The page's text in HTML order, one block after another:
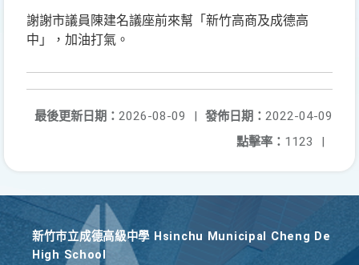
謝謝市議員陳建名議座前來幫「新竹高商及成德高
中」，加油打氣。
發佈日期： 2022-04-09
最後更新日期： 2026-08-09
|
點擊率： 1123 |
新竹巿立成德高級中學 Hsinchu Municipal Cheng De
High School